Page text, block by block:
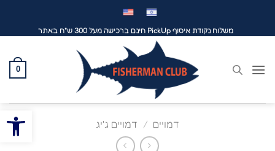
פתח
משלוח נקודת איסוף PickUp חינם ברכישה מעל 300 ש"ח באתר
0
דמויים / דמויים ג'יג